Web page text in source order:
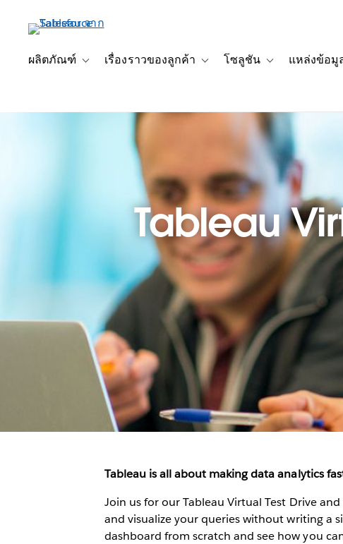
เนื้อหาผลิตภัณฑ์
Toggle sub-navigation for ผลิตภัณฑ์
เรื่องราวของลูกค้า
Toggle sub-navigation for เรื่องรา
โซลูชัน
Toggle sub-
แหล่งข้อมู
Tableau
Tableau is all about making data analytics
Join us for our Tableau Virtual Test Drive
and visualize your queries without writing a
dashboard from scratch and see how you